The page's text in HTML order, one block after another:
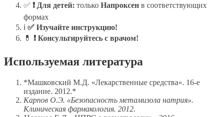
✅ ❗ Для детей: только Напроксен в соответствующих
формах
ℹ️ ✅ Изучайте инструкцию!
💊 ❗ Консультируйтесь с врачом!
Используемая литература
*Машковский М.Д. «Лекарственные средства». 16-е
издание. 2012.*
Карпов О.Э. «Безопасность метамизола натрия».
Клиническая фармакология. 2012.